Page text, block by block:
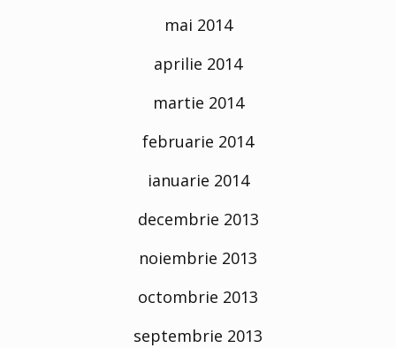
mai 2014
aprilie 2014
martie 2014
februarie 2014
ianuarie 2014
decembrie 2013
noiembrie 2013
octombrie 2013
septembrie 2013